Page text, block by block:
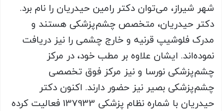
شهر شیراز، می‌توان دکتر رامین حیدریان را نام برد.
دکتر حیدریان، متخصص چشم‌پزشکی هستند و
مدرک فلوشیپ قرنیه و خارج چشمی را نیز دریافت
نموده‌اند. ایشان علاوه بر مطب خود، در مرکز
چشم‌پزشکی نورسا و نیز مرکز فوق تخصصی
چشم‌پزشکی بصیر نیز حضور دارند. اکنون دکتر
حیدریان با شماره نظام پزشکی 137933 فعالیت کرده